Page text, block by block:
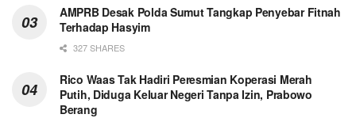
AMPRB Desak Polda Sumut Tangkap Penyebar Fitnah
Terhadap Hasyim
327 SHARES
Rico Waas Tak Hadiri Peresmian Koperasi Merah
Putih, Diduga Keluar Negeri Tanpa Izin, Prabowo
Berang